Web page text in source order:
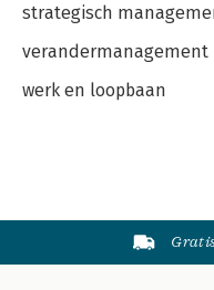
strategisch
verandermanagement
werk en loopbaan